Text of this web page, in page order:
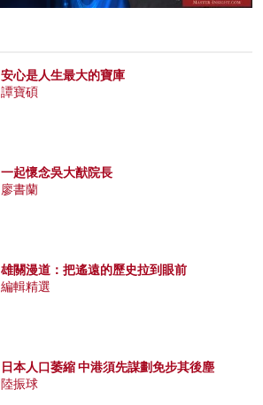
安心是人生最大的寶庫
譚寶碩
一起懷念吳大猷院長
廖書蘭
雄關漫道：把遙遠的歷史拉到眼前
編輯精選
日本人口萎縮 中港須先謀劃免步其後塵
陸振球